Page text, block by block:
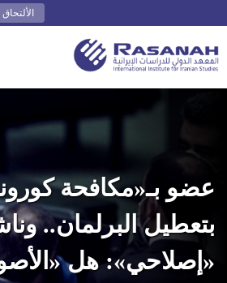
عضو بـ«مكافحة
بتعطيل البرلمان..
«إصلاحي»: هل